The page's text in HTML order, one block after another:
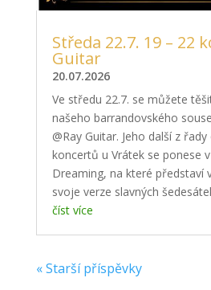
Středa 22.7. 19 – 22
Guitar
20.07.2026
Ve středu 22.7. se můžete
našeho barrandovského
@Ray Guitar. Jeho další z
koncertů u Vrátek se ponese
Dreaming, na které představí
svoje verze slavných
číst více
« Starší příspěvky